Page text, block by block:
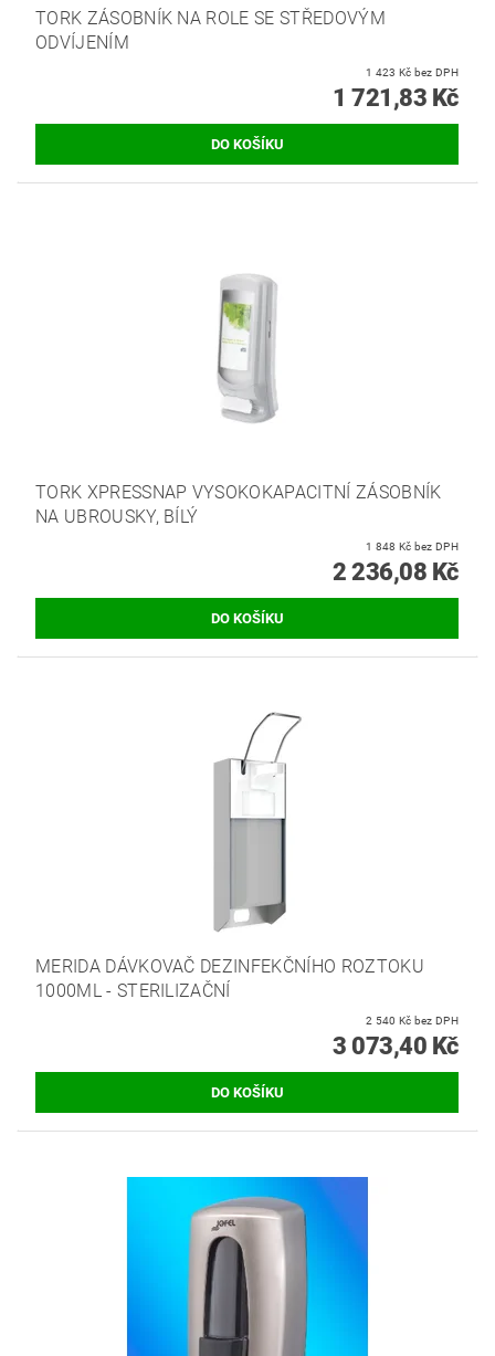
TORK ZÁSOBNÍK NA ROLE SE STŘEDOVÝM
ODVÍJENÍM
1 423 Kč bez DPH
1 721,83 Kč
TORK XPRESSNAP VYSOKOKAPACITNÍ ZÁSOBNÍK
NA UBROUSKY, BÍLÝ
1 848 Kč bez DPH
2 236,08 Kč
MERIDA DÁVKOVAČ DEZINFEKČNÍHO ROZTOKU
1000ML - STERILIZAČNÍ
2 540 Kč bez DPH
3 073,40 Kč